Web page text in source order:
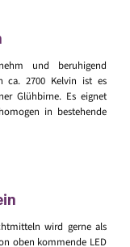
und beruhigend
ca. 2700 Kelvin ist es
Glühbirne. Es eignet
in bestehende
wird gerne als
oben kommende LED